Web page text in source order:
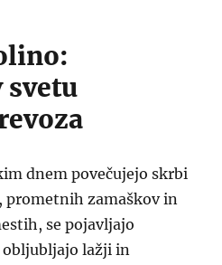
svetu
dnem povečujejo skrbi
prometnih zamaškov in
se pojavljajo
lažji in